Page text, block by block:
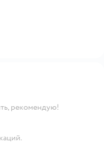
рекомендую!